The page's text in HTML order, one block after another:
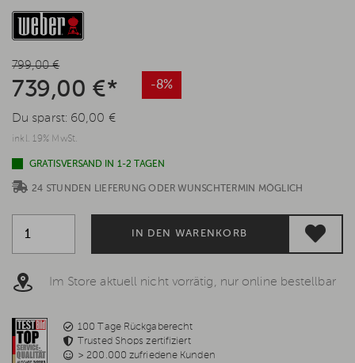
799,00 €
739,00 €* -8%
Du sparst: 60,00 €
inkl. 19% MwSt.
GRATISVERSAND IN 1-2 TAGEN
24 STUNDEN LIEFERUNG ODER WUNSCHTERMIN MÖGLICH
IN DEN WARENKORB
Im Store aktuell nicht vorrätig, nur online bestellbar
100 Tage Rückgaberecht
Trusted Shops zertifiziert
> 200.000 zufriedene Kunden